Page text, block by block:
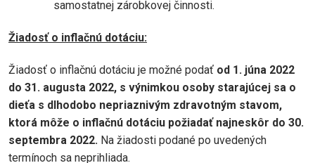
samostatnej zárobkovej činnosti.
Žiadosť o inflačnú dotáciu:
Žiadosť o inflačnú dotáciu je možné podať od 1. júna 2022
do 31. augusta 2022, s výnimkou osoby starajúcej sa o
dieťa s dlhodobo nepriaznivým zdravotným stavom,
ktorá môže o inflačnú dotáciu požiadať najneskôr do 30.
septembra 2022. Na žiadosti podané po uvedených
termínoch sa neprihliada.